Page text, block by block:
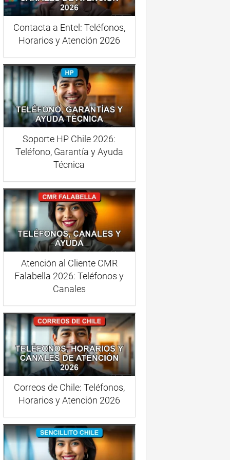
Contacta a Entel: Teléfonos,
Horarios y Atención 2026
Soporte HP Chile 2026:
Teléfono, Garantía y Ayuda
Técnica
Atención al Cliente CMR
Falabella 2026: Teléfonos y
Canales
Correos de Chile: Teléfonos,
Horarios y Atención 2026